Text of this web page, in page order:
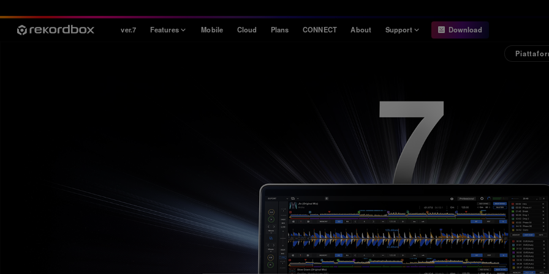
ver.7 Features Mobile Cloud Plans CONNECT About Support
Release Notes
Compatibility
System
Requirements
Download